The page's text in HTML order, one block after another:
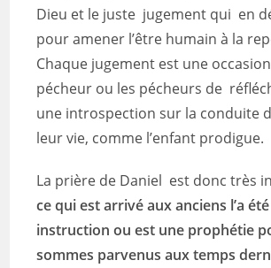
Dieu et le juste jugement qui en
pour amener l’être humain à la
Chaque jugement est une
pécheur ou les pécheurs de
une introspection sur la conduite
leur vie, comme l’enfant prodigue.
La prière de Daniel est donc très
ce qui est arrivé aux anciens l’a
instruction ou est une prophétie
sommes parvenus aux temps